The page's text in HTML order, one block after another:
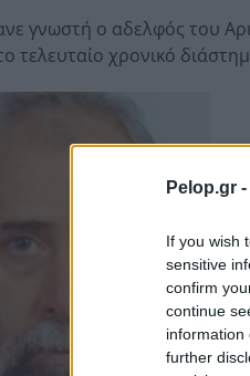
Pelop.gr -
If you wish
sensitive
confirm
continue
information
further
γνωστή ο αδελφός του
τελευταίο χρονικό